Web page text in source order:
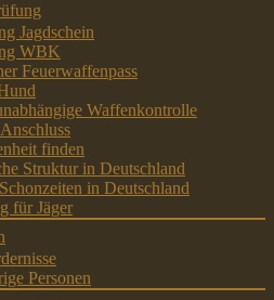
Jagdschein
WBK
Feuerwaffenpass
Waffenkontrolle
finden
Struktur in Deutschland
in Deutschland
für Jäger
Personen